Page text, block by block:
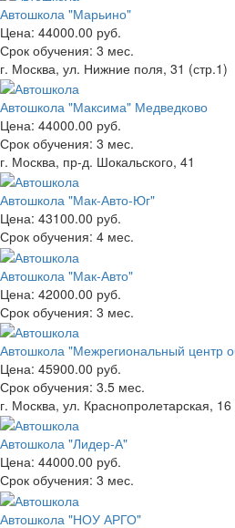
Автошкола "Марьино"
Цена: 44000.00 руб.
Срок обучения: 3 мес.
г. Москва, ул. Нижние поля, 31 (стр.1)
Автошкола "Максима" Медведково
Цена: 44000.00 руб.
Срок обучения: 3 мес.
г. Москва, пр-д. Шокальского, 41
Автошкола "Мак-Авто-Юг"
Цена: 43100.00 руб.
Срок обучения: 4 мес.
Автошкола "Мак-Авто"
Цена: 42000.00 руб.
Срок обучения: 3 мес.
Автошкола "Межрегиональный центр
Цена: 45900.00 руб.
Срок обучения: 3.5 мес.
г. Москва, ул. Краснопролетарская, 16
Автошкола "Лидер-А"
Цена: 44000.00 руб.
Срок обучения: 3 мес.
Автошкола "НОУ АРГО"